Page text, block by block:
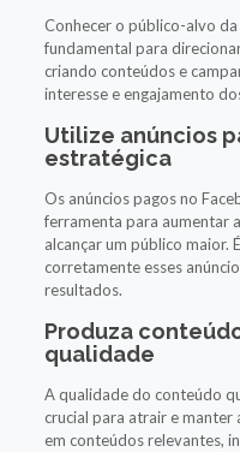
Conhecer o público-alvo da
fundamental para
criando conteúdos e
interesse e engajamento
Utilize anúncios
estratégica
Os anúncios pagos no
ferramenta para aumentar
alcançar um público maior.
corretamente esses
resultados.
Produza
qualidade
A qualidade do conteúdo
crucial para atrair e manter
em conteúdos relevantes,